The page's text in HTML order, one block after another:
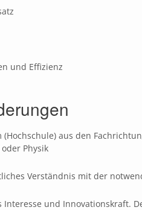
und Effizienz
(Hochschule) aus den
Physik
Verständnis mit der
Interesse und Innovationskraft.